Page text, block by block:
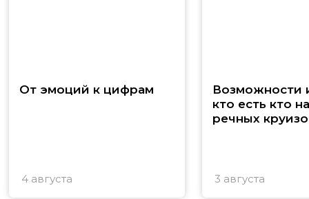
От эмоций к цифрам
4 августа
Возможности
кто есть кто
речных
3 августа